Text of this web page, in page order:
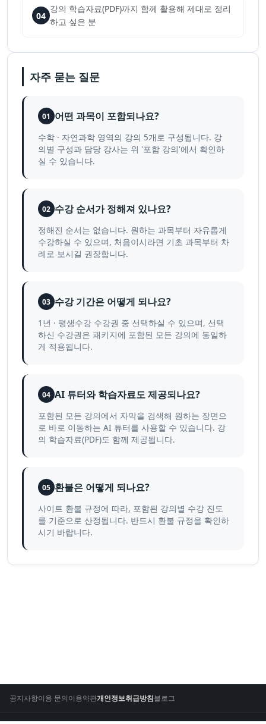
04
강의 학습자료(PDF)까지 함께 활용해 제대로 정리
하고 싶은 분
자주 묻는 질문
01 어떤 과목이 포함되나요?
수학 · 자연과학 영역의 강의 5개로 구성됩니다. 강
의별 구성과 담당 강사는 위 '포함 강의'에서 확인하
실 수 있습니다.
02 수강 순서가 정해져 있나요?
정해진 순서는 없습니다. 원하는 과목부터 자유롭게
수강하실 수 있으며, 처음이시라면 기초 과목부터 차
례로 보시길 권장합니다.
03 수강 기간은 어떻게 되나요?
1년 · 평생수강 수강권 중 선택하실 수 있으며, 선택
하신 수강권은 패키지에 포함된 모든 강의에 동일하
게 적용됩니다.
04 AI 튜터와 학습자료도 제공되나요?
포함된 모든 강의에서 자막을 검색해 원하는 장면으
로 바로 이동하는 AI 튜터를 사용할 수 있습니다. 강
의 학습자료(PDF)도 함께 제공됩니다.
05 환불은 어떻게 되나요?
사이트 환불 규정에 따라, 포함된 강의별 수강 진도
를 기준으로 산정됩니다. 반드시 환불 규정을 확인하
시기 바랍니다.
공지사항이용 문의이용약관개인정보취급방침블로그